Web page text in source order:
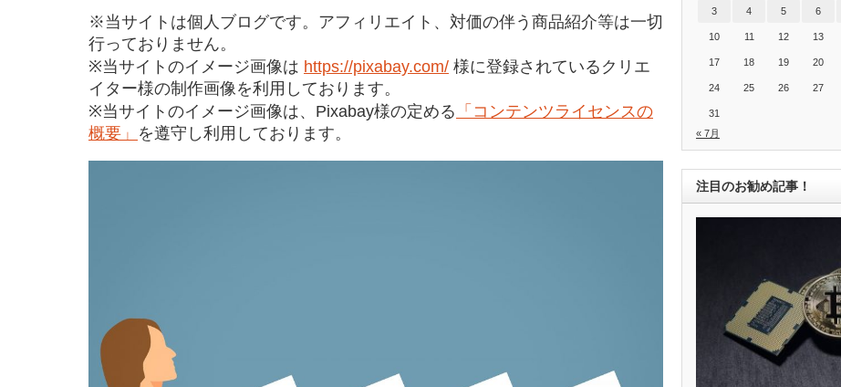
※当サイトは個人ブログです。アフィリエイト、対価の伴う商品紹介等は一切
行っておりません。
※当サイトのイメージ画像は https://pixabay.com/ 様に登録されているクリエ
イター様の制作画像を利用しております。
※当サイトのイメージ画像は、Pixabay様の定める 「コンテンツライセンスの
概要」 を遵守し利用しております。
3 4 5 6
10 11 12 13
17 18 19 20
24 25 26 27
31
« 7月
注目のお勧め記事！